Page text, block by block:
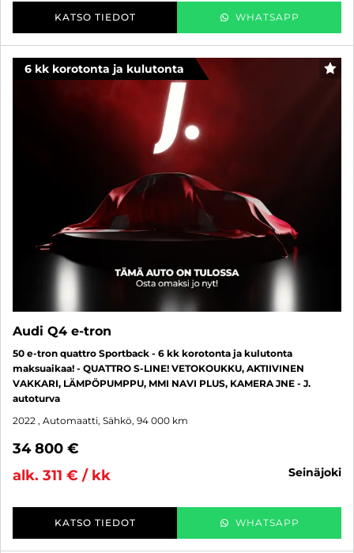
KATSO TIEDOT WHATSAPP
6 kk korotonta ja kulutonta
Audi Q4 e-tron
50 e-tron quattro Sportback - 6 kk korotonta ja kulutonta
maksuaikaa! - QUATTRO S-LINE! VETOKOUKKU, AKTIIVINEN
VAKKARI, LÄMPÖPUMPPU, MMI NAVI PLUS, KAMERA JNE - J.
autoturva
2022 , Automaatti, Sähkö, 94 000 km
34 800 €
alk. 311 € / kk
seinäjoki
KATSO TIEDOT WHATSAPP